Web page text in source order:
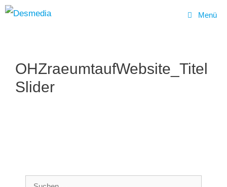
springen
Menü
OHZraeumtaufWebsite_Titel
Slider
Suchen